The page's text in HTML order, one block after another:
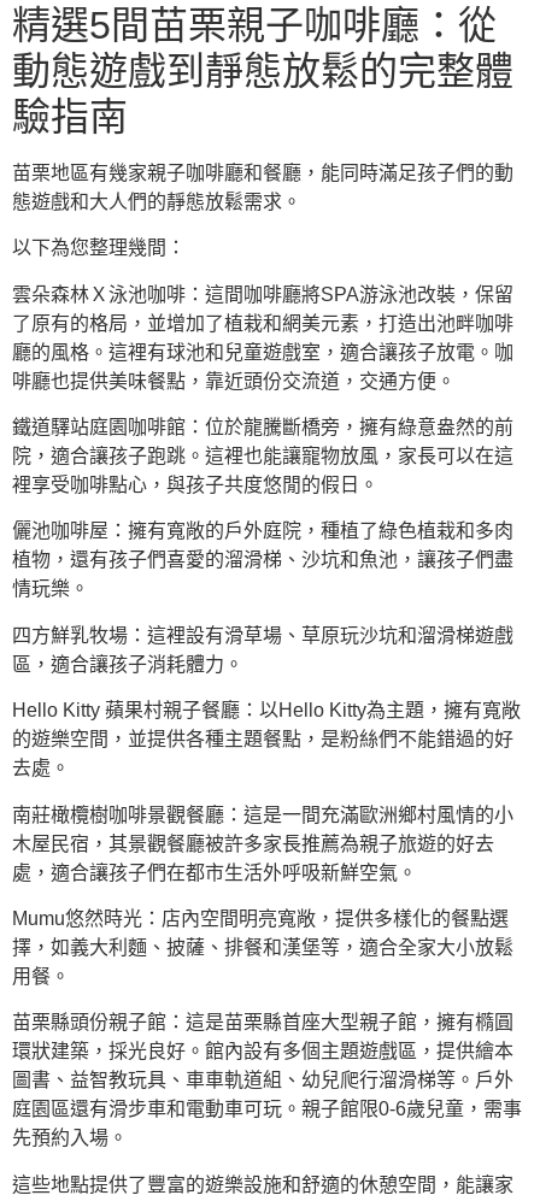
精選5間苗栗親子咖啡廳：從
動態遊戲到靜態放鬆的完整體
驗指南
苗栗地區有幾家親子咖啡廳和餐廳，能同時滿足孩子們的動
態遊戲和大人們的靜態放鬆需求。
以下為您整理幾間：
雲朵森林Ｘ泳池咖啡：這間咖啡廳將SPA游泳池改裝，保留
了原有的格局，並增加了植栽和網美元素，打造出池畔咖啡
廳的風格。這裡有球池和兒童遊戲室，適合讓孩子放電。咖
啡廳也提供美味餐點，靠近頭份交流道，交通方便。
鐵道驛站庭園咖啡館：位於龍騰斷橋旁，擁有綠意盎然的前
院，適合讓孩子跑跳。這裡也能讓寵物放風，家長可以在這
裡享受咖啡點心，與孩子共度悠閒的假日。
儷池咖啡屋：擁有寬敞的戶外庭院，種植了綠色植栽和多肉
植物，還有孩子們喜愛的溜滑梯、沙坑和魚池，讓孩子們盡
情玩樂。
四方鮮乳牧場：這裡設有滑草場、草原玩沙坑和溜滑梯遊戲
區，適合讓孩子消耗體力。
Hello Kitty 蘋果村親子餐廳：以Hello Kitty為主題，擁有寬敞
的遊樂空間，並提供各種主題餐點，是粉絲們不能錯過的好
去處。
南莊橄欖樹咖啡景觀餐廳：這是一間充滿歐洲鄉村風情的小
木屋民宿，其景觀餐廳被許多家長推薦為親子旅遊的好去
處，適合讓孩子們在都市生活外呼吸新鮮空氣。
Mumu悠然時光：店內空間明亮寬敞，提供多樣化的餐點選
擇，如義大利麵、披薩、排餐和漢堡等，適合全家大小放鬆
用餐。
苗栗縣頭份親子館：這是苗栗縣首座大型親子館，擁有橢圓
環狀建築，採光良好。館內設有多個主題遊戲區，提供繪本
圖書、益智教玩具、車車軌道組、幼兒爬行溜滑梯等。戶外
庭園區還有滑步車和電動車可玩。親子館限0-6歲兒童，需事
先預約入場。
這些地點提供了豐富的遊樂設施和舒適的休憩空間，能讓家